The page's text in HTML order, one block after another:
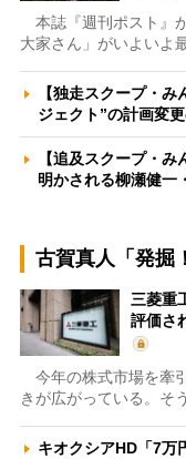
本誌『週刊ポスト』
大家さん」がいよいよ
【独走スクープ・
ジェクト”の計画変
【追及スクープ・
明かされる柳瀬健一
古賀真人「発掘
三菱重
評価さ
今年の株式市場を牽
きが広がっている。そ
キオクシアHD「7万